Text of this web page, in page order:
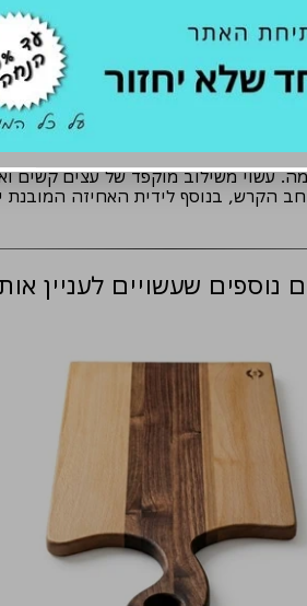
משילוב מוקפד של עצים קשים
נוספים שעשויים לעניין